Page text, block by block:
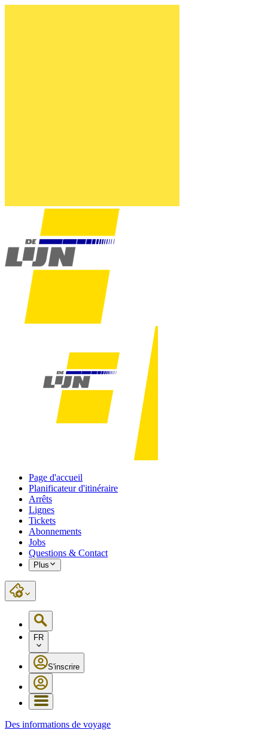
Page d'accueil
Planificateur d'itinéraire
Arrêts
Lignes
Tickets
Abonnements
Jobs
Questions & Contact
Plus
FR
S'inscrire
Des informations de voyage